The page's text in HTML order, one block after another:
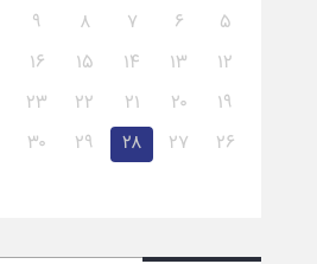
۵
۶ ۷ ۸ ۹
۱۲
۱۳ ۱۴ ۱۵ ۱۶
۱۹
۲۰ ۲۱ ۲۲ ۲۳
۲۶
۲۷ ۲۸ ۲۹ ۳۰